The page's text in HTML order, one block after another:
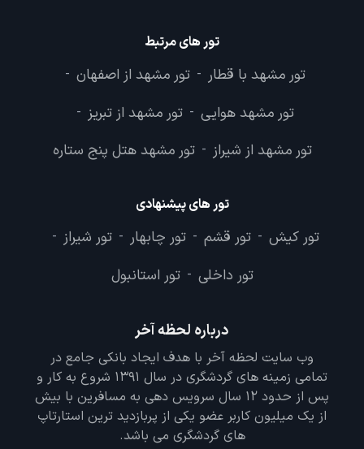
تور های مرتبط
تور مشهد با قطار - تور مشهد از اصفهان -
تور مشهد هوایی - تور مشهد از تبریز -
تور مشهد از شیراز - تور مشهد هتل پنج ستاره
تور های پیشنهادی
تور کیش - تور قشم - تور چابهار - تور شیراز -
تور داخلی - تور استانبول
درباره لحظه آخر
وب سایت لحظه آخر با هدف ایجاد بانکی جامع در
تمامی زمینه های گردشگری در سال 1391 شروع به کار و
پس از حدود 12 سال سرویس دهی به مسافرین با بیش
از یک میلیون کاربر عضو یکی از پربازدید ترین استارتاپ
های گردشگری می باشد.